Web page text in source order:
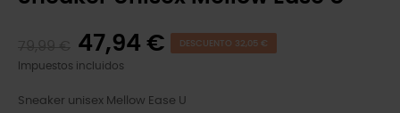
47,94 € DESCUENTO 32,05 €
Impuestos incluidos
Sneaker unisex Mellow Ease U